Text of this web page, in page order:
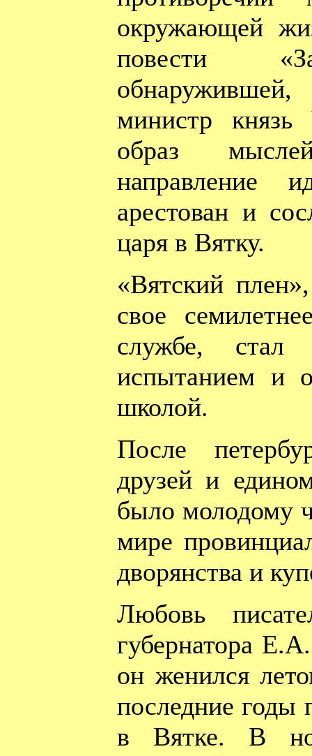
окружающей
повести
министр
образ
направление
арестован и
царя в Вятку.
«Вятский
свое
службе,
испытанием и
школой.
После
друзей и
было молодому
мире
дворянства и
Любовь
губернатора
он женился
последние годы
в Вятке. В